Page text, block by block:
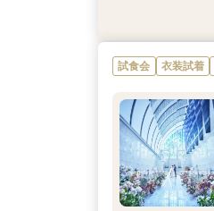
8/8(土)
8/8(土)
8/8(土)
8/8(土)
8/8(土)
試食会 衣装試着